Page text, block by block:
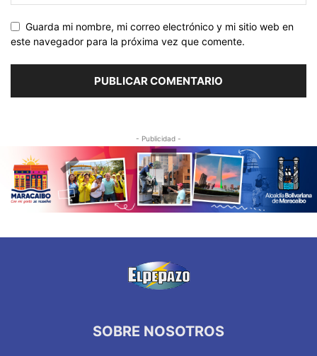
Guarda mi nombre, mi correo electrónico y mi sitio web en
este navegador para la próxima vez que comente.
- Publicidad -
SOBRE NOSOTROS